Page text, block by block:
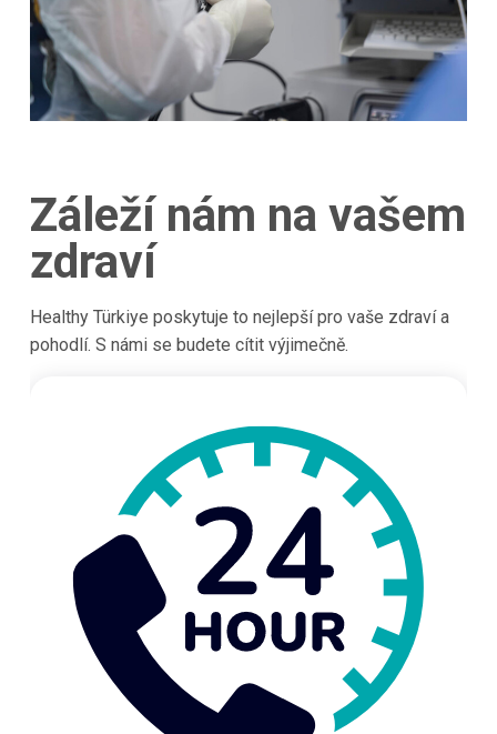
Záleží nám na vašem
zdraví
Healthy Türkiye poskytuje to nejlepší pro vaše zdraví a
pohodlí. S námi se budete cítit výjimečně.